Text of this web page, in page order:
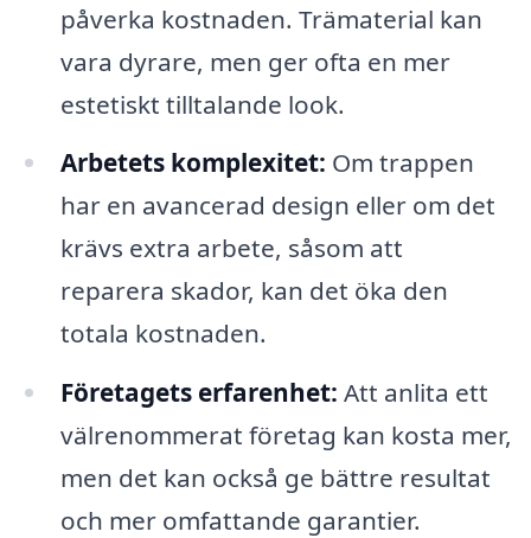
påverka kostnaden. Trämaterial kan
vara dyrare, men ger ofta en mer
estetiskt tilltalande look.
Arbetets komplexitet: Om trappen
har en avancerad design eller om det
krävs extra arbete, såsom att
reparera skador, kan det öka den
totala kostnaden.
Företagets erfarenhet: Att anlita ett
välrenommerat företag kan kosta mer,
men det kan också ge bättre resultat
och mer omfattande garantier.